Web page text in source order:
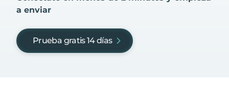
a enviar
Prueba gratis 14 días